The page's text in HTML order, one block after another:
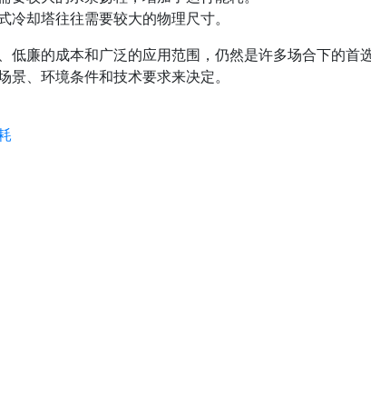
却塔往往需要较大的物理尺寸。
低廉的成本和广泛的应用范围，仍然是许多场合下的首
、环境条件和技术要求来决定。